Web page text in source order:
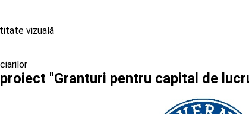
vizuală
"Granturi pentru capital de